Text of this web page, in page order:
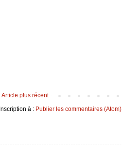
Article plus récent
Inscription à : Publier les commentaires (Atom)